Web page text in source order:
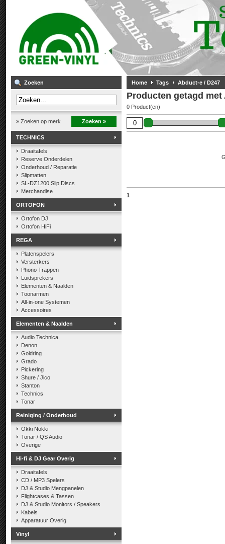
Zoeken
» Zoeken op merk Zoeken »
TECHNICS
Draaitafels
Reserve Onderdelen
Onderhoud / Reparatie
Slipmatten
SL-DZ1200 Slip Discs
Merchandise
ORTOFON
Ortofon DJ
Ortofon HiFi
REGA
Platenspelers
Versterkers
Phono Trappen
Luidsprekers
Elementen & Naalden
Toonarmen
All-in-one Systemen
Accessoires
Elementen & Naalden
Audio Technica
Denon
Goldring
Grado
Pickering
Shure / Jico
Stanton
Technics
Tonar
Reiniging / Onderhoud
Okki Nokki
Tonar / QS Audio
Overige
Hi-fi & DJ Gear Overig
Draaitafels
CD / MP3 Spelers
DJ & Studio Mengpanelen
Flightcases & Tassen
DJ & Studio Monitors / Speakers
Kabels
Apparatuur Overig
Vinyl
Home Tags Abduct-e / D247
Producten getagd met
0 Product(en)
1